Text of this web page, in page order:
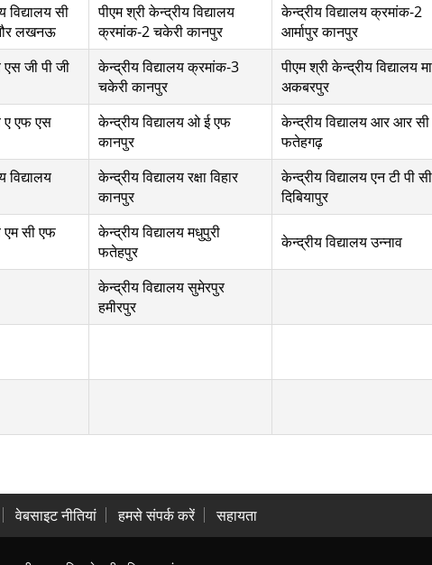
विद्यालय सी
लखनऊ
पीएम श्री केन्द्रीय विद्यालय
क्रमांक-2 चकेरी कानपुर
केन्द्रीय विद्यालय क्रमांक-2
आर्मापुर कानपुर
एस जी पी जी
केन्द्रीय विद्यालय क्रमांक-3
चकेरी कानपुर
पीएम श्री केन्द्रीय विद्यालय
अकबरपुर
ए एफ एस
केन्द्रीय विद्यालय ओ ई एफ
कानपुर
केन्द्रीय विद्यालय आर आर सी
फतेहगढ़
विद्यालय
केन्द्रीय विद्यालय रक्षा विहार
कानपुर
केन्द्रीय विद्यालय एन टी पी सी
दिबियापुर
एम सी एफ
केन्द्रीय विद्यालय मधुपुरी
फतेहपुर
केन्द्रीय विद्यालय उन्नाव
केन्द्रीय विद्यालय सुमेरपुर
हमीरपुर
वेबसाइट नीतियां हमसे संपर्क करें सहायता